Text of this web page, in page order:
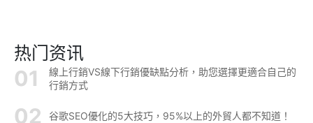
热门资讯
線上行銷VS線下行銷優缺點分析，助您選擇更適合自己的
行銷方式
谷歌SEO優化的5大技巧，95%以上的外貿人都不知道！